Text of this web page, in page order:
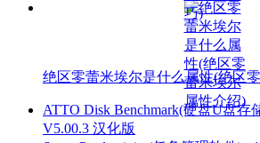
绝区零蕾米埃尔是什么属性(绝区
ATTO Disk Benchmark(硬盘U盘存
V5.00.3 汉化版